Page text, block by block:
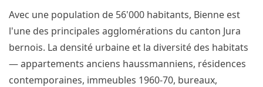
Avec une population de 56'000 habitants, Bienne est
l'une des principales agglomérations du canton Jura
bernois. La densité urbaine et la diversité des habitats
— appartements anciens haussmanniens, résidences
contemporaines, immeubles 1960-70, bureaux,